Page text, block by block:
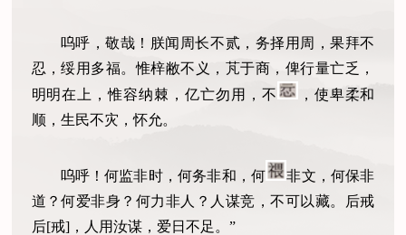
呜呼，敬哉！朕闻周长不贰，务择用周，果拜不
忍，绥用多福。惟梓敝不义，芃于商，俾行量亡乏，
明明在上，惟容纳棘，亿亡勿用，不
，使卑柔和
顺，生民不灾，怀允。
呜呼！何监非时，何务非和，何
非文，何保非
道？何爱非身？何力非人？人谋竞，不可以藏。后戒
后[戒]，人用汝谋，爱日不足。”